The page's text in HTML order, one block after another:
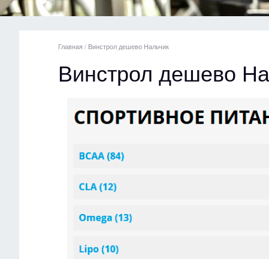
Главная / Винстрол дешево Нальчик
Винстрол дешево